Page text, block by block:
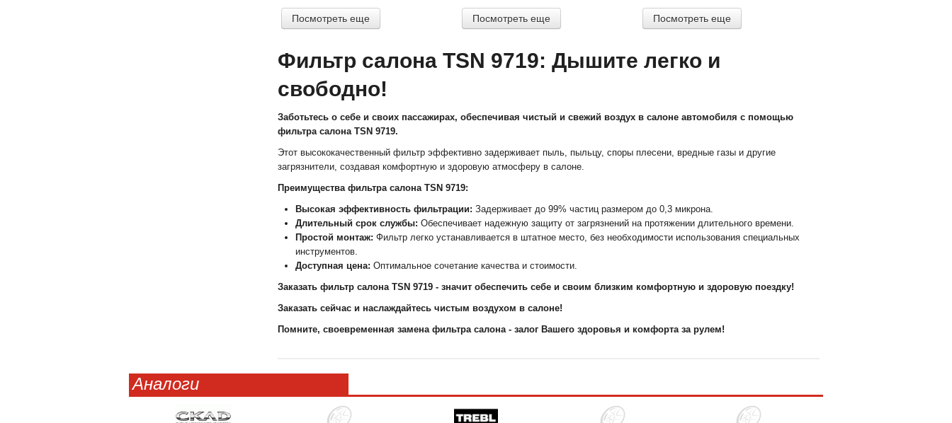
Посмотреть еще Посмотреть еще Посмотреть еще
Фильтр салона TSN 9719: Дышите легко и
свободно!
Заботьтесь о себе и своих пассажирах, обеспечивая чистый и свежий воздух в салоне автомобиля с помощью
фильтра салона TSN 9719.
Этот высококачественный фильтр эффективно задерживает пыль, пыльцу, споры плесени, вредные газы и другие
загрязнители, создавая комфортную и здоровую атмосферу в салоне.
Преимущества фильтра салона TSN 9719:
Высокая эффективность фильтрации: Задерживает до 99% частиц размером до 0,3 микрона.
Длительный срок службы: Обеспечивает надежную защиту от загрязнений на протяжении длительного времени.
Простой монтаж: Фильтр легко устанавливается в штатное место, без необходимости использования специальных
инструментов.
Доступная цена: Оптимальное сочетание качества и стоимости.
Заказать фильтр салона TSN 9719 - значит обеспечить себе и своим близким комфортную и здоровую поездку!
Заказать сейчас и наслаждайтесь чистым воздухом в салоне!
Помните, своевременная замена фильтра салона - залог Вашего здоровья и комфорта за рулем!
Аналоги